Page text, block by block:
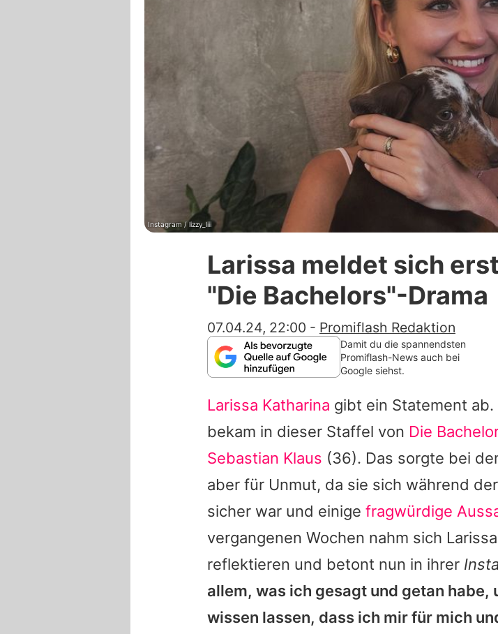
Promiflash
Alle Themen auf
Jobs
App
Team
Redaktionelle
Utiq
Instagram / lizzy_liii
Larissa meldet sich
"Die Bachelors"-Drama
07.04.24, 22:00 - Promiflash Redaktion
Damit du die spannendsten
Promiflash-News auch bei
Google siehst.
Larissa Katharina gibt ein Statement
bekam in dieser Staffel von Die
Sebastian Klaus (36). Das sorgte bei
aber für Unmut, da sie sich während
sicher war und einige fragwürdige
vergangenen Wochen nahm sich
reflektieren und betont nun in ihrer
allem, was ich gesagt und getan habe,
wissen lassen, dass ich mir für mich